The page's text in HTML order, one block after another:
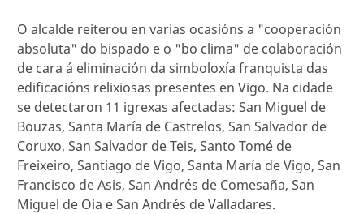
O alcalde reiterou en varias ocasións a "cooperación
absoluta" do bispado e o "bo clima" de colaboración
de cara á eliminación da simboloxía franquista das
edificacións relixiosas presentes en Vigo. Na cidade
se detectaron 11 igrexas afectadas: San Miguel de
Bouzas, Santa María de Castrelos, San Salvador de
Coruxo, San Salvador de Teis, Santo Tomé de
Freixeiro, Santiago de Vigo, Santa María de Vigo, San
Francisco de Asis, San Andrés de Comesaña, San
Miguel de Oia e San Andrés de Valladares.